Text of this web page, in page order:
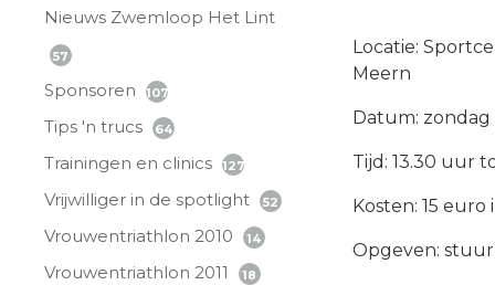
Nieuws Zwemloop Het Lint
57
Sponsoren 107
Tips 'n trucs 64
Trainingen en clinics 127
Vrijwilliger in de spotlight 52
Vrouwentriathlon 2010 14
Vrouwentriathlon 2011 18
Locatie:
Meern
Datum: zondag
Tijd: 13.30 uur
Kosten: 15
Opgeven: